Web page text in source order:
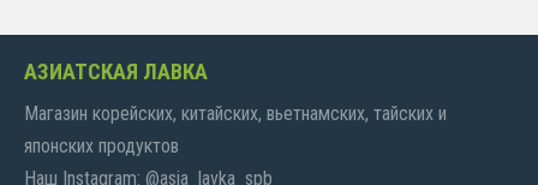
АЗИАТСКАЯ ЛАВКА
Магазин корейских, китайских, вьетнамских, тайских и
японских продуктов
Наш Instagram: @asia_lavka_spb